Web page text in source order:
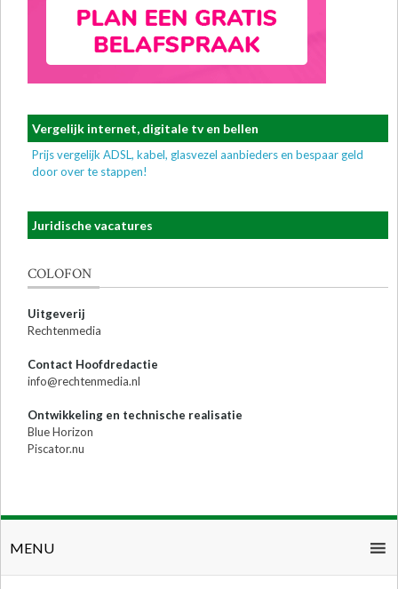
Vergelijk internet, digitale tv en bellen
Prijs vergelijk ADSL, kabel, glasvezel aanbieders en bespaar geld
door over te stappen!
Juridische vacatures
COLOFON
Uitgeverij
Rechtenmedia
Contact Hoofdredactie
info@rechtenmedia.nl
Ontwikkeling en technische realisatie
Blue Horizon
Piscator.nu
MENU